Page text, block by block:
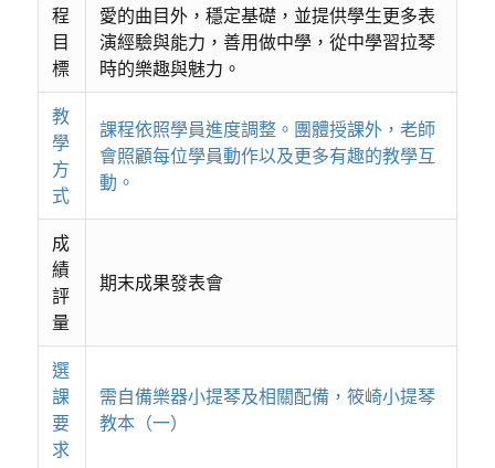
程
目
標
愛的曲目外，穩定基礎，並提供學生更多表
演經驗與能力，善用做中學，從中學習拉琴
時的樂趣與魅力。
教
學
方
式
課程依照學員進度調整。團體授課外，老師
會照顧每位學員動作以及更多有趣的教學互
動。
成
績
評
量
期末成果發表會
選
課
要
求
需自備樂器小提琴及相關配備，筱崎小提琴
教本（一）